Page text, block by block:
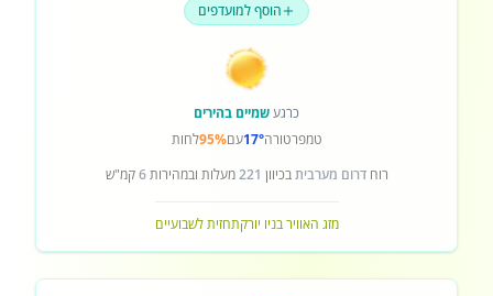
הוסף למועדפים
כרגעשמיים בהירים
טמפרטורה17°עם95%לחות
רוחדרום מערביתבכיוון 221מעלות ובמהירות6קמ"ש
מזג האוויר בניו יורקתחזית לשבועיים